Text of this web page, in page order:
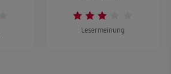
Lesermeinung